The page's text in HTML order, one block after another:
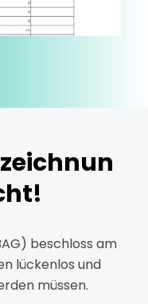
beschloss am
lückenlos und
müssen.